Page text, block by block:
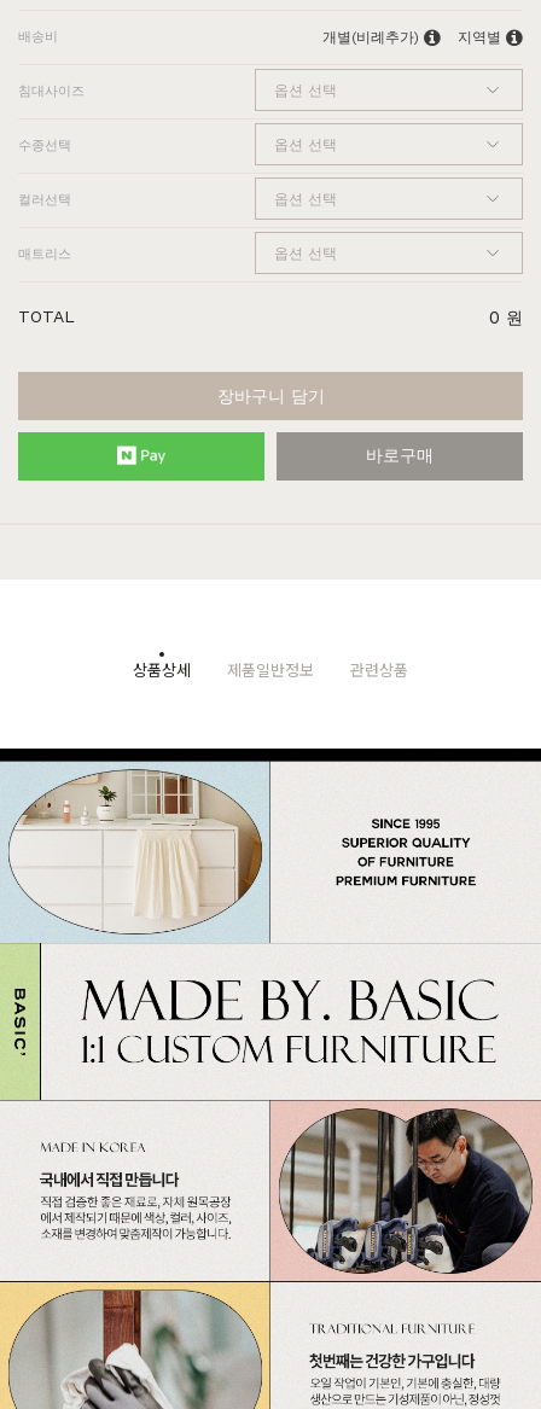
배송비 개별(비례추가) 지역별
침대사이즈
수종선택
컬러선택
매트리스
TOTAL 0 원
장바구니 담기
바로구매
상품상세 제품일반정보 관련상품